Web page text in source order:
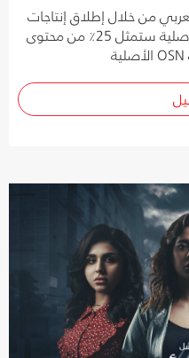
من خلال إطلاق إنتاجات
OSN الأصلية الإنتاجات العربية والأصلية ستمثل 25٪ من محتوى